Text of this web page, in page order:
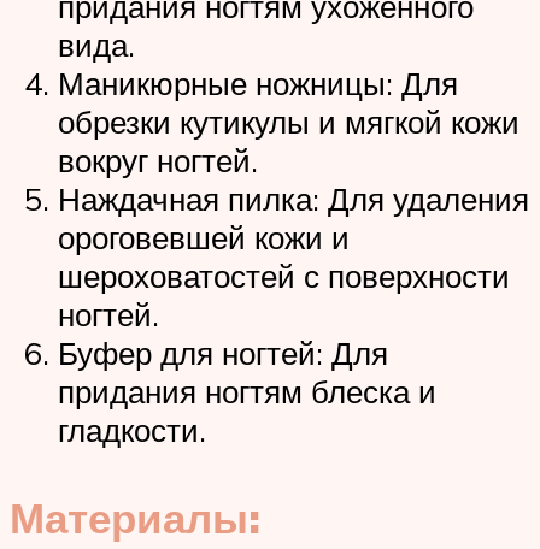
вида.
Маникюрные ножницы: Для
обрезки кутикулы и мягкой кожи
вокруг ногтей.
Наждачная пилка: Для удаления
ороговевшей кожи и
шероховатостей с поверхности
ногтей.
Буфер для ногтей: Для
придания ногтям блеска и
гладкости.
Материалы: